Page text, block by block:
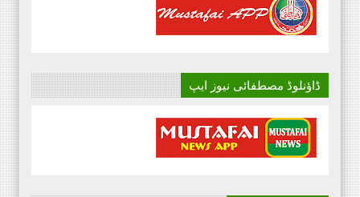
ڈاؤنلوڈ مصطفائی نیوز ایپ